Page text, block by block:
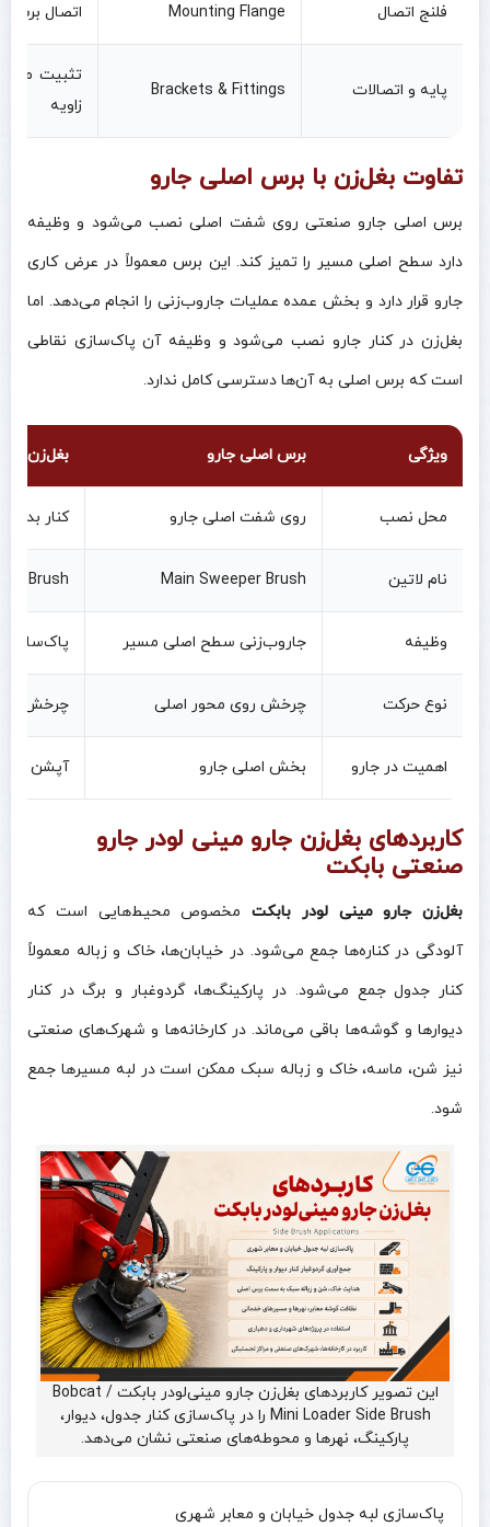
فلنج اتصال Mounting Flange اتصال برس
پایه و اتصالات Brackets & Fittings
تثبیت
زاویه
تفاوت بغل‌زن با برس اصلی جارو
برس اصلی جارو صنعتی روی شفت اصلی نصب می‌شود و وظیفه
دارد سطح اصلی مسیر را تمیز کند. این برس معمولاً در عرض کاری
جارو قرار دارد و بخش عمده عملیات جاروب‌زنی را انجام می‌دهد. اما
بغل‌زن در کنار جارو نصب می‌شود و وظیفه آن پاک‌سازی نقاطی
است که برس اصلی به آن‌ها دسترسی کامل ندارد.
ویژگی برس اصلی جارو بغل‌زن یا
محل نصب روی شفت اصلی جارو کنار بدنه
نام لاتین Main Sweeper Brush
Brush
وظیفه جاروب‌زنی سطح اصلی مسیر پاک‌سازی
نوع حرکت چرخش روی محور اصلی چرخش
اهمیت در جارو بخش اصلی جارو آپشن
کاربردهای بغل‌زن جارو مینی‌ لودر جارو
صنعتی بابکت
بغل‌زن جارو مینی‌ لودر بابکت مخصوص محیط‌هایی است که
آلودگی در کناره‌ها جمع می‌شود. در خیابان‌ها، خاک و زباله معمولاً
کنار جدول جمع می‌شود. در پارکینگ‌ها، گردوغبار و برگ در کنار
دیوارها و گوشه‌ها باقی می‌ماند. در کارخانه‌ها و شهرک‌های صنعتی
نیز شن، ماسه، خاک و زباله سبک ممکن است در لبه مسیرها جمع
شود.
این تصویر کاربردهای بغل‌زن جارو مینی‌لودر بابکت / Bobcat
Mini Loader Side Brush را در پاک‌سازی کنار جدول، دیوار،
پارکینگ، نهرها و محوطه‌های صنعتی نشان می‌دهد.
پاک‌سازی لبه جدول خیابان و معابر شهری